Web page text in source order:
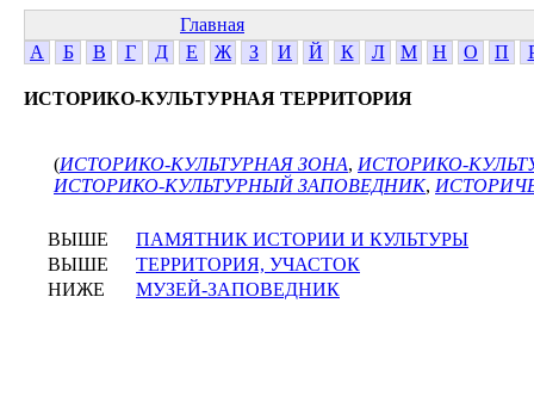
Главная
А
Б В Г Д Е Ж З И Й К Л М Н О П
ИСТОРИКО-КУЛЬТУРНАЯ ТЕРРИТОРИЯ
(ИСТОРИКО-КУЛЬТУРНАЯ ЗОНА, ИСТОРИКО-
ИСТОРИКО-КУЛЬТУРНЫЙ ЗАПОВЕДНИК,
ВЫШЕ
ПАМЯТНИК ИСТОРИИ И КУЛЬТУРЫ
ВЫШЕ
ТЕРРИТОРИЯ, УЧАСТОК
НИЖЕ
МУЗЕЙ-ЗАПОВЕДНИК